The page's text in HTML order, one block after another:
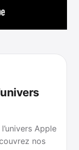
Apple
nos